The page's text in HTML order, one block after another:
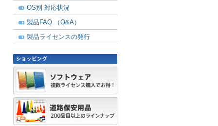
OS別 対応状況
製品FAQ （Q&A）
製品ライセンスの発行